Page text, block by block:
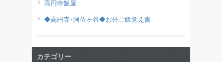
高円寺飯屋
◆高円寺･阿佐ヶ谷◆お外ご飯覚え書
カテゴリー